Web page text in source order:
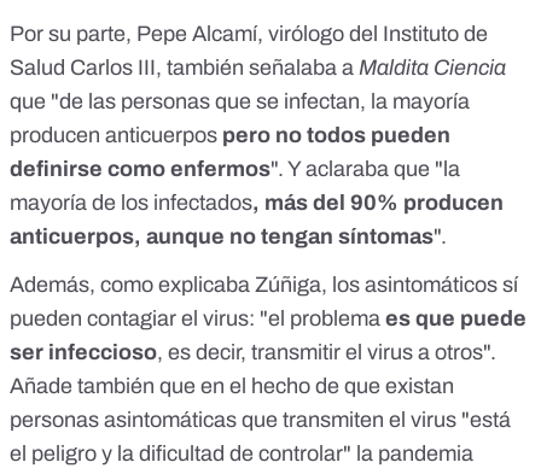
Por su parte, Pepe Alcamí, virólogo del Instituto de
Salud Carlos III, también señalaba a Maldita Ciencia
que "de las personas que se infectan, la mayoría
producen anticuerpos pero no todos pueden
definirse como enfermos". Y aclaraba que "la
mayoría de los infectados, más del 90% producen
anticuerpos, aunque no tengan síntomas".
Además, como explicaba Zúñiga, los asintomáticos sí
pueden contagiar el virus: "el problema es que puede
ser infeccioso, es decir, transmitir el virus a otros".
Añade también que en el hecho de que existan
personas asintomáticas que transmiten el virus "está
el peligro y la dificultad de controlar" la pandemia